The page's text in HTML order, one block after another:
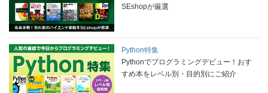
SEshopが厳選
Python特集
Pythonでプログラミングデビュー！おす
すめ本をレベル別・目的別にご紹介